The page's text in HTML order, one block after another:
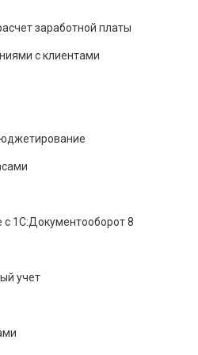
заработной платы
с клиентами
с 1С:Документооборот 8
учет